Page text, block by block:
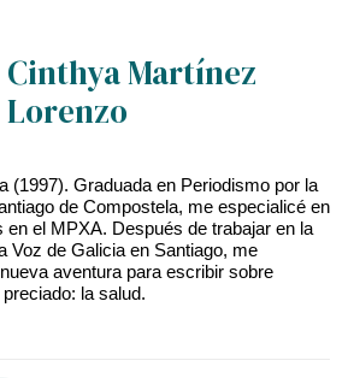
Cinthya Martínez
Lorenzo
(1997). Graduada en Periodismo por la
de Compostela, me especialicé en
en el MPXA. Después de trabajar en la
Voz de Galicia en Santiago, me
aventura para escribir sobre
la salud.